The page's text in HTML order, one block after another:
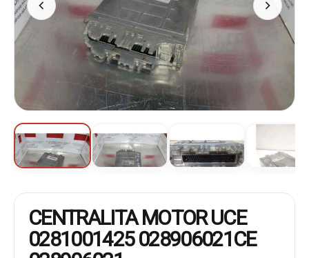
CENTRALITA MOTOR UCE
0281001425 028906021CE